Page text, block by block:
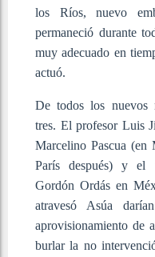
los Ríos, nuevo
permaneció durante
muy adecuado en
actuó.
De todos los nuevos
tres. El profesor Luis
Marcelino Pascua (en
París después) y el
Gordón Ordás en
atravesó Asúa
aprovisionamiento de
burlar la no